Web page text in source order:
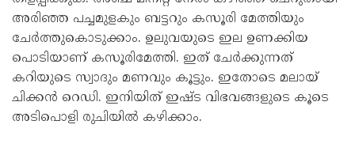
അരിഞ്ഞ പച്ചമുളകും ബട്ടറും കസൂരി മേത്തിയും
ചേർത്തുകൊടുക്കാം. ഉലുവയുടെ ഇല ഉണക്കിയ
പൊടിയാണ് കസൂരിമേത്തി. ഇത് ചേർക്കുന്നത്
കറിയുടെ സ്വാദും മണവും കൂട്ടും. ഇതോടെ മലായ്
ചിക്കൻ റെഡി. ഇനിയിത് ഇഷ്‌ട വിഭവങ്ങളുടെ കൂടെ
അടിപൊളി രുചിയിൽ കഴിക്കാം.